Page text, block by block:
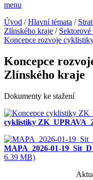
menu
Úvod /Hlavní témata /
Zlínského kraje /
Koncepce rozvoje
Koncepce
Zlínského kraje
Dokumenty ke stažení
cyklistiky
MAPA_2026-01-
6.39 MB)